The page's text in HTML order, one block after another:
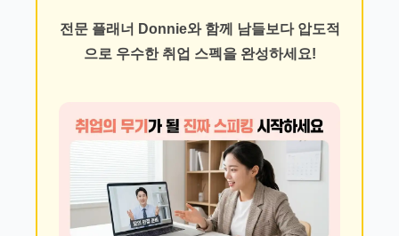
전문 플래너 Donnie와 함께 남들보다 압도적
으로 우수한 취업 스펙을 완성하세요!